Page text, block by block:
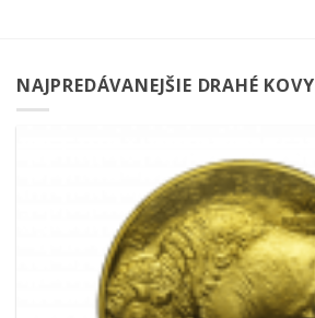
NAJPREDÁVANEJŠIE DRAHÉ KOVY